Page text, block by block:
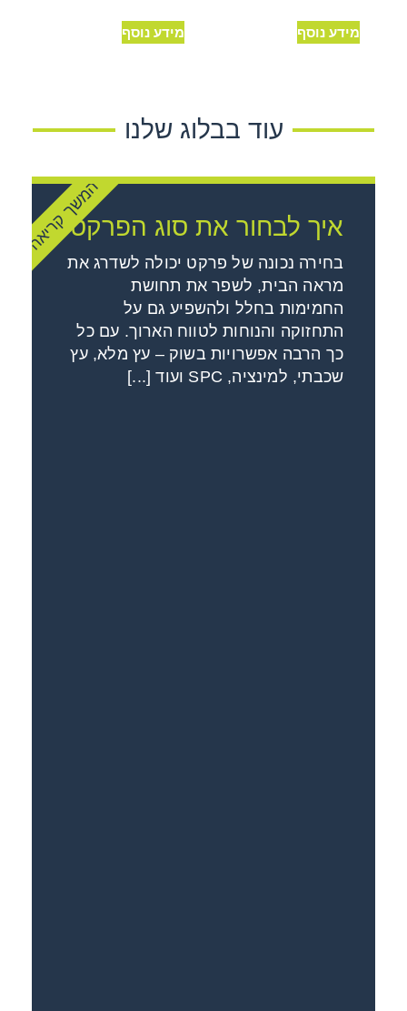
מידע נוסף מידע נוסף
עוד בבלוג שלנו
איך לבחור את סוג הפרקט
בחירה נכונה של פרקט יכולה לשדרג את
מראה הבית, לשפר את תחושת
החמימות בחלל ולהשפיע גם על
התחזוקה והנוחות לטווח הארוך. עם כל
כך הרבה אפשרויות בשוק – עץ מלא, עץ
שכבתי, למינציה, SPC ועוד [...]
המשך קריאה